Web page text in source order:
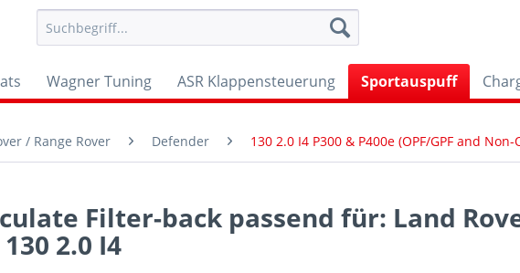
Wagner Tuning ASR Klappensteuerung Sportauspuff
/ Range Rover Defender 130 2.0 I4 P300 & P400e (OPF/GPF and
Filter-back passend für: Land
2.0 I4